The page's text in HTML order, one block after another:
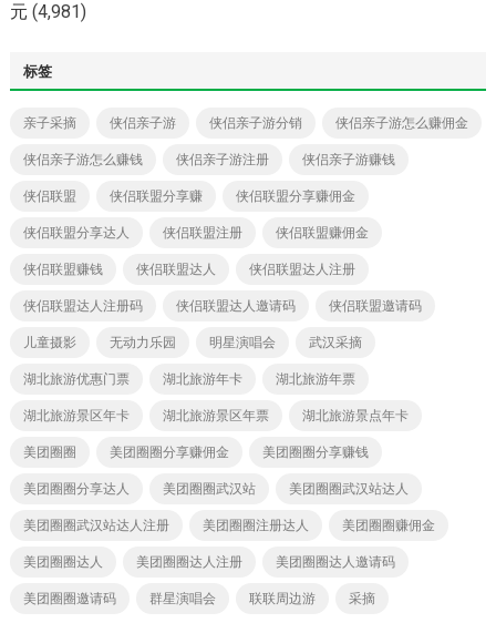
元 (4,981)
标签
亲子采摘 侠侣亲子游 侠侣亲子游分销 侠侣亲子游怎么赚佣金
侠侣亲子游怎么赚钱 侠侣亲子游注册 侠侣亲子游赚钱
侠侣联盟 侠侣联盟分享赚 侠侣联盟分享赚佣金
侠侣联盟分享达人 侠侣联盟注册 侠侣联盟赚佣金
侠侣联盟赚钱 侠侣联盟达人 侠侣联盟达人注册
侠侣联盟达人注册码 侠侣联盟达人邀请码 侠侣联盟邀请码
儿童摄影 无动力乐园 明星演唱会 武汉采摘
湖北旅游优惠门票 湖北旅游年卡 湖北旅游年票
湖北旅游景区年卡 湖北旅游景区年票 湖北旅游景点年卡
美团圈圈 美团圈圈分享赚佣金 美团圈圈分享赚钱
美团圈圈分享达人 美团圈圈武汉站 美团圈圈武汉站达人
美团圈圈武汉站达人注册 美团圈圈注册达人 美团圈圈赚佣金
美团圈圈达人 美团圈圈达人注册 美团圈圈达人邀请码
美团圈圈邀请码 群星演唱会 联联周边游 采摘